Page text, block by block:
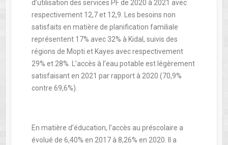
d’utilisation des services PF de 2020 à 2021 avec
respectivement 12,7 et 12,9. Les besoins non
satisfaits en matière de planification familiale
représentent 17% avec 32% à Kidal, suivis des
régions de Mopti et Kayes avec respectivement
29% et 28%. L’accès à l’eau potable est légèrement
satisfaisant en 2021 par rapport à 2020 (70,9%
contre 69,6%).
En matière d’éducation, l’accès au préscolaire a
évolué de 6,40% en 2017 à 8,26% en 2020. Il a